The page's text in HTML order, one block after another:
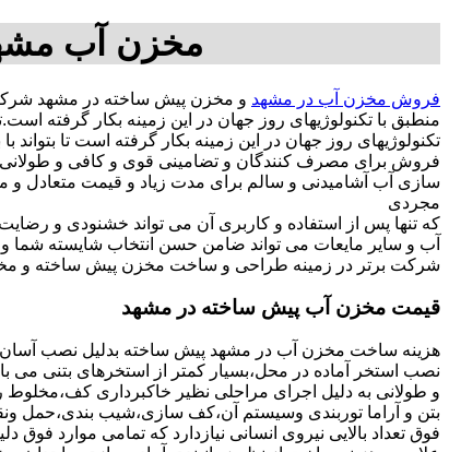
مخزن آب
فروش مخزن آب در مشهد و مخزن پیش ساخته در مشهد
منطبق با تکنولوژیهای روز جهان در این زمینه بکار
تکنولوژیهای روز جهان در این زمینه بکار گرفته است تا
فروش برای مصرف کنندگان و تضامینی قوی و کافی و طولانی
مجردی
که تنها پس از استفاده و کاربری آن می تواند خشنودی و
آب و سایر مایعات می تواند ضامن حسن انتخاب شایسته شما
شرکت برتر در زمینه طراحی و ساخت مخزن پیش ساخته و
قیمت مخزن آب پیش ساخته در مشهد
هزینه ساخت مخزن آب در مشهد پیش ساخته بدلیل نصب آسان
نصب استخر آماده در محل،بسیار کمتر از استخرهای بتنی می
و طولانی به دلیل اجرای مراحلی نظیر خاکبرداری کف،مخلوط
بتن و آراما توربندی وسیستم آن،کف سازی،شیب بندی،حمل
فوق تعداد بالایی نیروی انسانی نیازدارد که تمامی موارد